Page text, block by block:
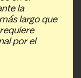
la
largo que
por el